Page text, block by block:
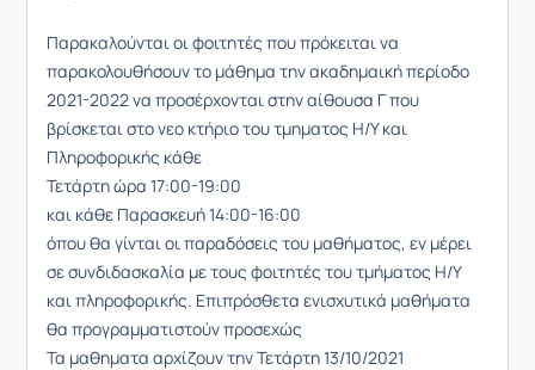
Παρακαλούνται οι φοιτητές που πρόκειται να
παρακολουθήσουν το μάθημα την ακαδημαική περίοδο
2021-2022 να προσέρχονται στην αίθουσα Γ που
βρίσκεται στο νεο κτήριο του τμηματος Η/Υ και
Πληροφορικής κάθε
Τετάρτη ώρα 17:00-19:00
και κάθε Παρασκευή 14:00-16:00
όπου θα γίνται οι παραδόσεις του μαθήματος, εν μέρει
σε συνδιδασκαλία με τους φοιτητές του τμήματος Η/Υ
και πληροφορικής. Επιπρόσθετα ενισχυτικά μαθήματα
θα προγραμματιστούν προσεχώς
Τα μαθηματα αρχίζουν την Τετάρτη 13/10/2021